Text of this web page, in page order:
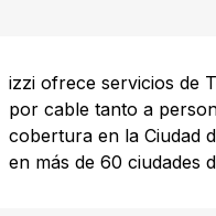
izzi ofrece servicios de
por cable tanto a
cobertura en la Ciudad
en más de 60 ciudades